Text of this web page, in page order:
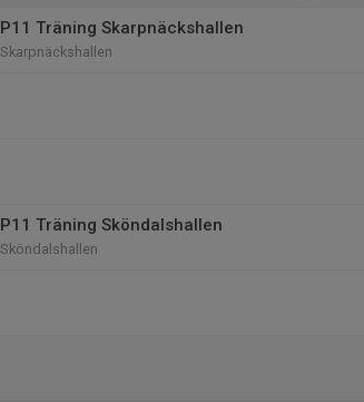
P11 Träning Skarpnäckshallen
Skarpnäckshallen
P11 Träning Sköndalshallen
Sköndalshallen